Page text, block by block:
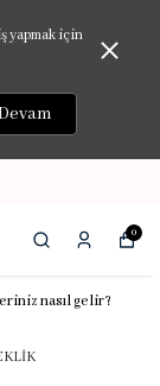
yapmak için
0
nasıl gelir?